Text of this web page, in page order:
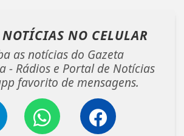
NOTÍCIAS NO CELULAR
as notícias do Gazeta
- Rádios e Portal de Notícias
favorito de mensagens.